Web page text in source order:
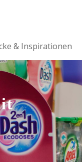
& Inspirationen